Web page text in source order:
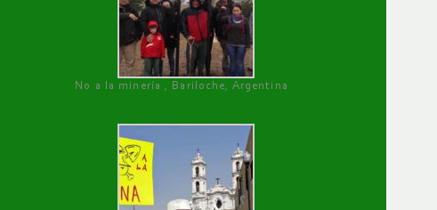
No a la minería , Bariloche, Argentina